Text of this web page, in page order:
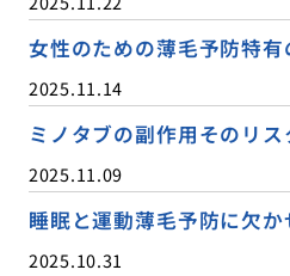
女性のための薄毛予防特有
2025.11.14
ミノタブの副作用そのリ
2025.11.09
睡眠と運動薄毛予防に欠
2025.10.31